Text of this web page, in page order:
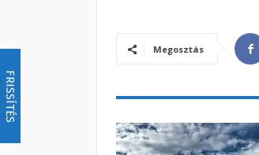
FRISSÍTÉS
Megosztás